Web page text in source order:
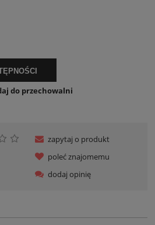
do przechowalni
zapytaj o produkt
poleć znajomemu
dodaj opinię